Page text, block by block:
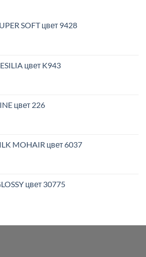
SOFT цвет 9428
цвет K943
цвет 226
MOHAIR цвет 6037
цвет 30775